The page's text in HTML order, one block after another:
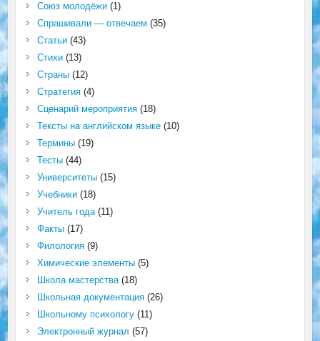
Союз молодёжи(1)
Спрашивали — отвечаем (35)
Статьи(43)
Стихи(13)
Страны(12)
Стратегия(4)
Сценарий мероприятия(18)
Тексты на английском языке(10)
Термины(19)
Тесты(44)
Университеты(15)
Учебники(18)
Учитель года(11)
Факты(17)
Филология(9)
Химические элементы(5)
Школа мастерства(18)
Школьная документация(26)
Школьному психологу(11)
Электронный журнал (57)